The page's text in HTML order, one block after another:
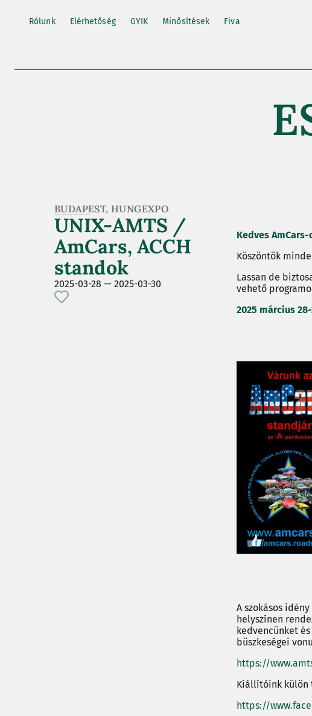
Rólunk Elérhetőség GYIK Minősítések Fiva
BUDAPEST, HUNGEXPO
UNIX-AMTS /
AmCars, ACCH
standok
2025-03-28 — 2025-03-30
Kedves
Köszöntök
Lassan de
vehető
2025 március
A szokásos
helyszínen
kedvencünket
büszkeségei
https://
Kiállítóink külön
https://